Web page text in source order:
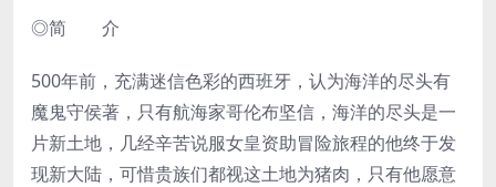
◎简 介
500年前，充满迷信色彩的西班牙，认为海洋的尽头有
魔鬼守侯著，只有航海家哥伦布坚信，海洋的尽头是一
片新土地，几经辛苦说服女皇资助冒险旅程的他终于发
现新大陆，可惜贵族们都视这土地为猪肉，只有他愿意